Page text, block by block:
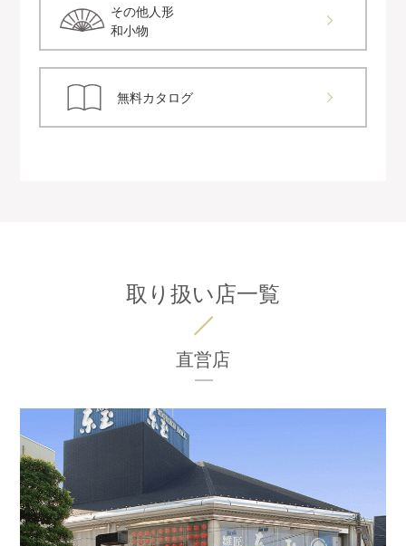
その他人形
和小物
無料カタログ
取り扱い店一覧
直営店